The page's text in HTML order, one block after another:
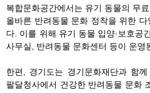
복합문화공간에서는 유기 동물의 무
올바른 반려동물 문화 정착을 위한
다. 이를 위해 유기 동물 입양·보호공
사무실, 반려동물 문화센터 등이 운영
한편, 경기도는 경기문화재단과 함
팔달청사에서 건강한 반려동물 문화